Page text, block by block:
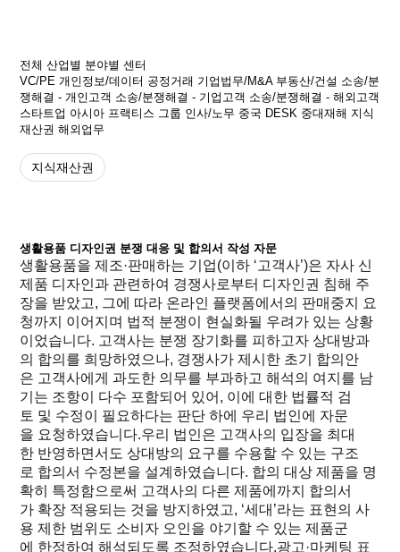
전체 산업별 분야별 센터
VC/PE 개인정보/데이터 공정거래 기업법무/M&A 부동산/건설 소송/분
쟁해결 - 개인고객 소송/분쟁해결 - 기업고객 소송/분쟁해결 - 해외고객
스타트업 아시아 프랙티스 그룹 인사/노무 중국 DESK 중대재해 지식
재산권 해외업무
지식재산권
생활용품 디자인권 분쟁 대응 및 합의서 작성 자문
생활용품을 제조·판매하는 기업(이하 ‘고객사’)은 자사 신
제품 디자인과 관련하여 경쟁사로부터 디자인권 침해 주
장을 받았고, 그에 따라 온라인 플랫폼에서의 판매중지 요
청까지 이어지며 법적 분쟁이 현실화될 우려가 있는 상황
이었습니다. 고객사는 분쟁 장기화를 피하고자 상대방과
의 합의를 희망하였으나, 경쟁사가 제시한 초기 합의안
은 고객사에게 과도한 의무를 부과하고 해석의 여지를 남
기는 조항이 다수 포함되어 있어, 이에 대한 법률적 검
토 및 수정이 필요하다는 판단 하에 우리 법인에 자문
을 요청하였습니다.우리 법인은 고객사의 입장을 최대
한 반영하면서도 상대방의 요구를 수용할 수 있는 구조
로 합의서 수정본을 설계하였습니다. 합의 대상 제품을 명
확히 특정함으로써 고객사의 다른 제품에까지 합의서
가 확장 적용되는 것을 방지하였고, ‘세대’라는 표현의 사
용 제한 범위도 소비자 오인을 야기할 수 있는 제품군
에 한정하여 해석되도록 조정하였습니다.광고·마케팅 표